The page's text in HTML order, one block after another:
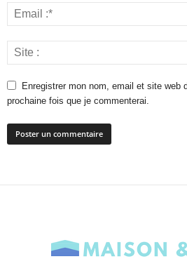
Enregistrer mon nom, email et site web
prochaine fois que je commenterai.